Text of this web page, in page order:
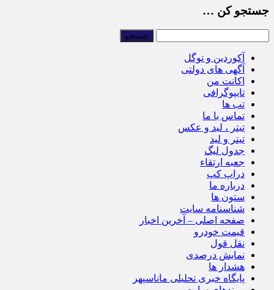
جستجو کن …
آکوردین و توگل
آگهی های دولتی
اکانت من
تایپوگرافی
تب ها
تماس با ما
تیتر ، لید و عکس
تیتر و لید
جدول لیگ
جعبه ارتقاء
دراپ کپ
درباره ما
ستون ها
شناسنامه سایت
صفحه اصلی – آخرین اخبار
قیمت خودرو
نقل قول
نمایش درصدی
هشدار ها
پایگاه خبری تحلیلی ماناسپهر